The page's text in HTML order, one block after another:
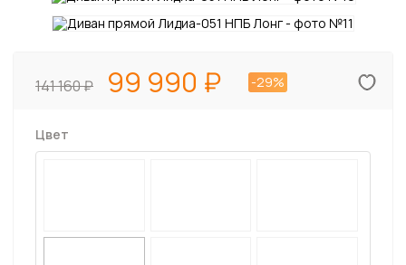
141 160 99 990 -29%
Цвет